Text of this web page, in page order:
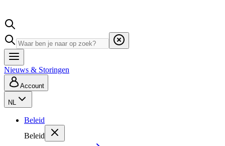
Nieuws & Storingen
Account
NL
Beleid
Beleid